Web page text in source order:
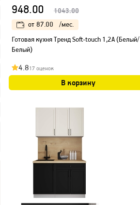
948.00 1043.00
от 87.00
/мес.
Готовая кухня Тренд Soft-touch 1,2А (Белый/
Белый)
4.817 оценок
В корзину